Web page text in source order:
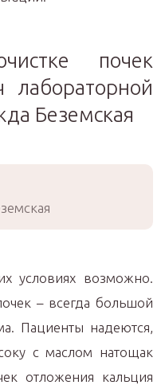
почек
лабораторной
Беземская
условиях возможно.
– всегда большой
Пациенты надеются,
с маслом натощак
отложения кальция